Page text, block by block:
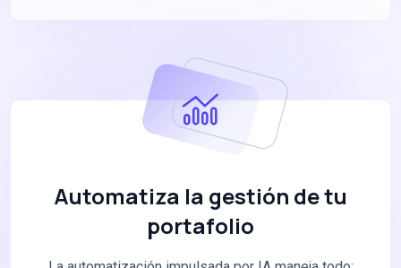
Automatiza la gestión de tu
portafolio